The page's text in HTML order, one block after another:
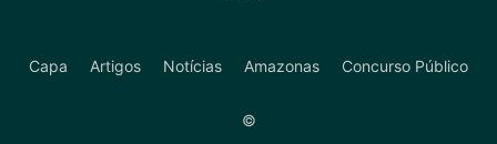
Capa Artigos Notícias Amazonas Concurso Público
©